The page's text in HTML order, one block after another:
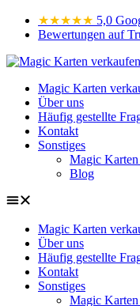
Zum
Inhalt
★★★★★ 5,0
Bewertungen auf
Magic Karten
Über uns
Häufig gestellte
Kontakt
Sonstiges
Magic
Blog
Magic Karten
Über uns
Häufig gestellte
Kontakt
Sonstiges
Magic